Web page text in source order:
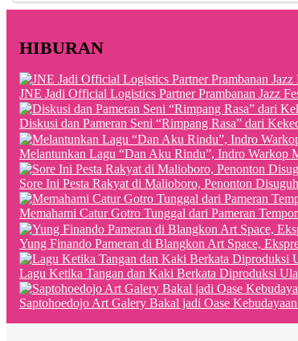
HIBURAN
JNE Jadi Official Logistics Partner Prambanan Jazz
Diskusi dan Pameran Seni “Rimpang Rasa” dari
Melantunkan Lagu “Dan Aku Rindu”, Indro Warkop
Sore Ini Pesta Rakyat di Malioboro, Penonton
Memahami Catur Gotro Tunggal dari Pameran
Yung Finando Pameran di Blangkon Art Space,
Lagu Ketika Tangan dan Kaki Berkata Diproduksi
Saptohoedojo Art Galery Bakal jadi Oase